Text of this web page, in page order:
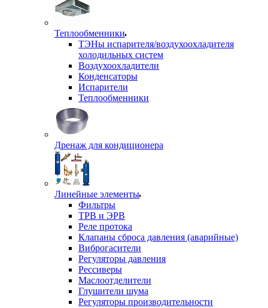
Теплообменники
ТЭНы испарителя/воздухоохладителя
холодильных систем
Воздухоохладители
Конденсаторы
Испарители
Теплообменники
Дренаж для кондиционера
Линейные элементы
Фильтры
ТРВ и ЭРВ
Реле протока
Клапаны сброса давления (аварийные)
Виброгасители
Регуляторы давления
Рессиверы
Маслоотделители
Глушители шума
Регуляторы производительности